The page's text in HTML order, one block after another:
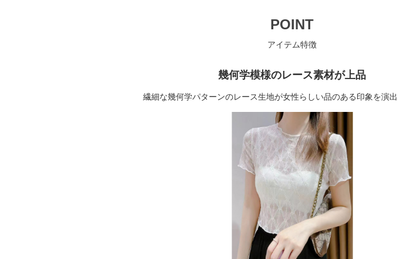
POINT
アイテム特徴
幾何学模様のレース素材が上品
繊細な幾何学パターンのレース生地が女性らしい品のある印象を演出